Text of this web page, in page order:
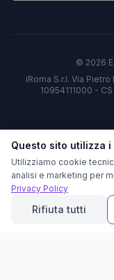
Questo sito utilizza i
Utilizziamo cookie
analisi e marketing per
Privacy Policy
Rifiuta tutti
© 2026
iRoma S.r.l. Via
10954111000 -